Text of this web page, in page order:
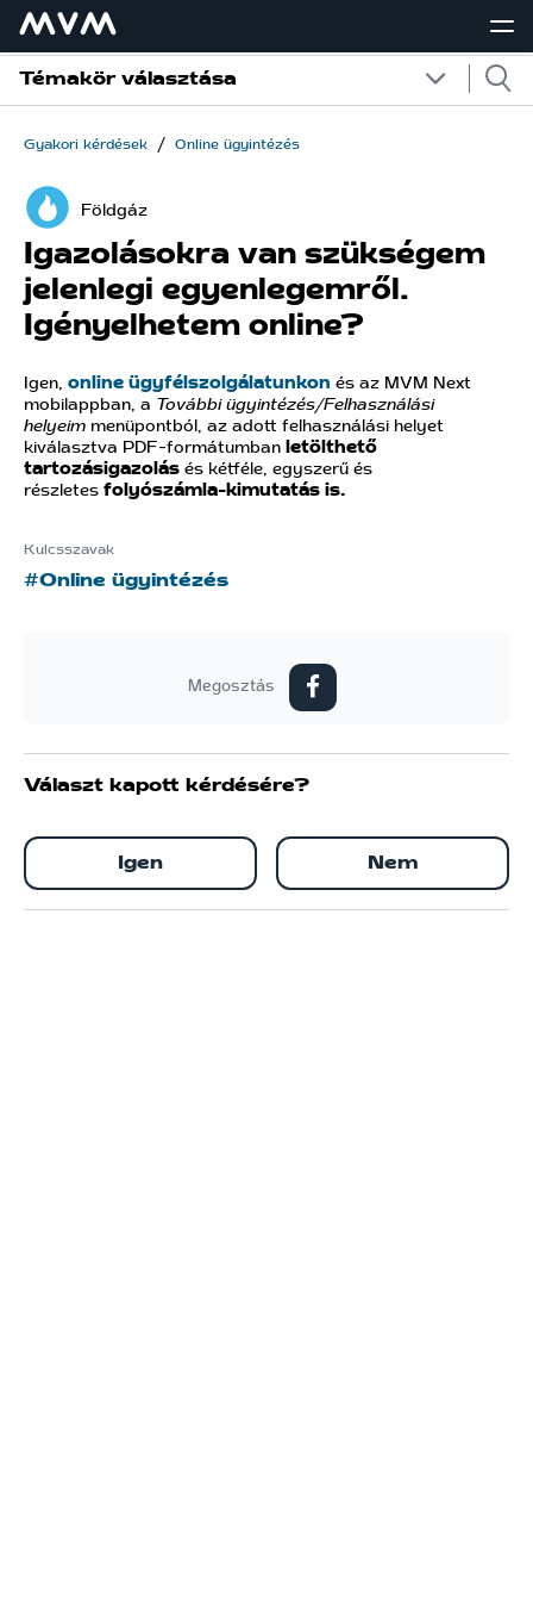
Témakör választása
Gyakori kérdések / Online ügyintézés
Földgáz
Igazolásokra van szükségem
jelenlegi egyenlegemről.
Igényelhetem online?
Megosztás
Igen, online ügyfélszolgálatunkon és az MVM Next
mobilappban, a További ügyintézés/Felhasználási
helyeim menüpontból, az adott felhasználási helyet
kiválasztva PDF-formátumban letölthető
tartozásigazolás és kétféle, egyszerű és
részletes folyószámla-kimutatás is.
Kulcsszavak
#Online ügyintézés
Választ kapott kérdésére?
Igen Nem